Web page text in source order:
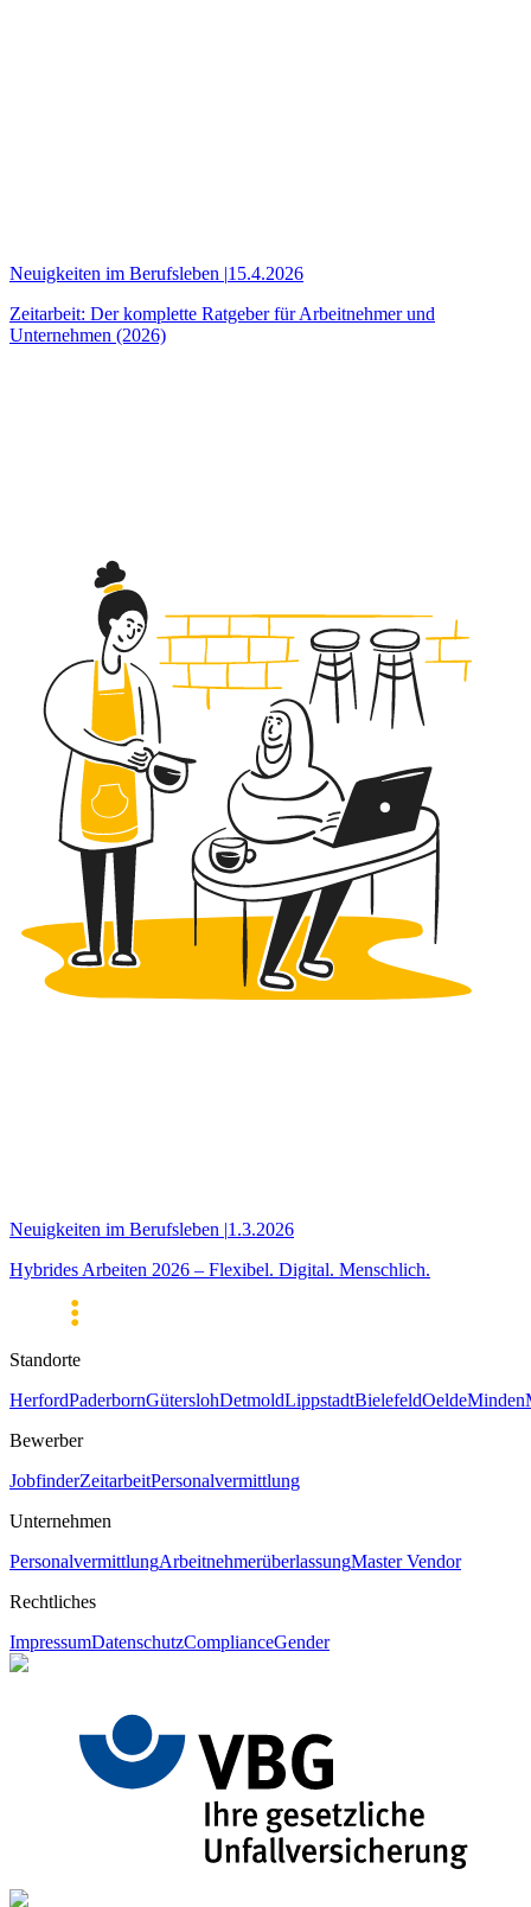
Neuigkeiten im Berufsleben |15.4.2026
Zeitarbeit: Der komplette Ratgeber für Arbeitnehmer und
Unternehmen (2026)
Neuigkeiten im Berufsleben |1.3.2026
Hybrides Arbeiten 2026 – Flexibel. Digital. Menschlich.
Standorte
HerfordPaderbornGüterslohDetmoldLippstadtBielefeldOeldeMinden
Bewerber
JobfinderZeitarbeitPersonalvermittlung
Unternehmen
PersonalvermittlungArbeitnehmerüberlassungMaster Vendor
Rechtliches
ImpressumDatenschutzComplianceGender